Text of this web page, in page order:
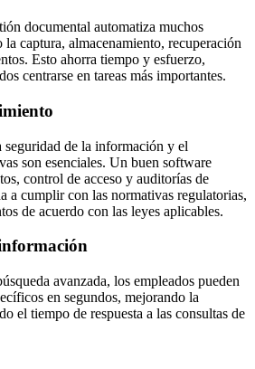
documental automatiza muchos
la captura, almacenamiento, recuperación
Esto ahorra tiempo y esfuerzo,
centrarse en tareas más importantes.
de la información y el
son esenciales. Un buen software
control de acceso y auditorías de
a cumplir con las normativas regulatorias,
de acuerdo con las leyes aplicables.
avanzada, los empleados pueden
en segundos, mejorando la
el tiempo de respuesta a las consultas de